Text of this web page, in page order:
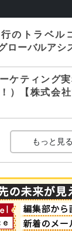
のトラベル
ローバルアシ
ケティング
）【株式会
もっと見る